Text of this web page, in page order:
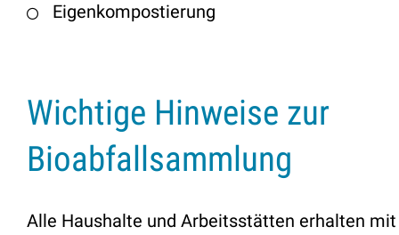
Eigenkompostierung
Wichtige Hinweise zur
Bioabfallsammlung
Alle Haushalte und Arbeitsstätten erhalten mit